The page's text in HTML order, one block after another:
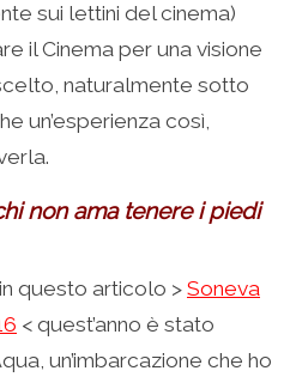
sui lettini del cinema)
il Cinema per una visione
naturalmente sotto
un’esperienza così,
non ama tenere i piedi
questo articolo > Soneva
< quest’anno è stato
un’imbarcazione che ho